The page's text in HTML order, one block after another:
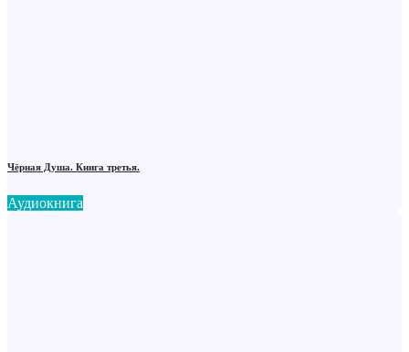
Чёрная Душа. Книга третья.
Аудиокнига